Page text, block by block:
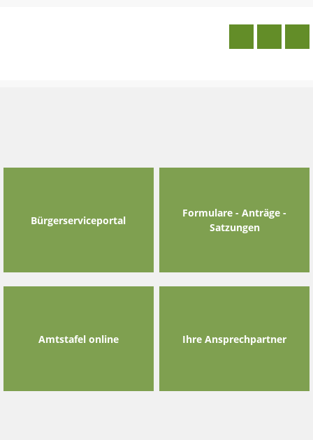
Bürgerserviceportal
Formulare - Anträge -
Satzungen
Amtstafel online Ihre Ansprechpartner